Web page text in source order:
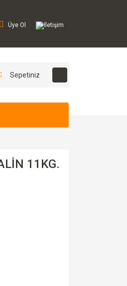
Üye Ol İletişim
Sepetiniz
11KG.